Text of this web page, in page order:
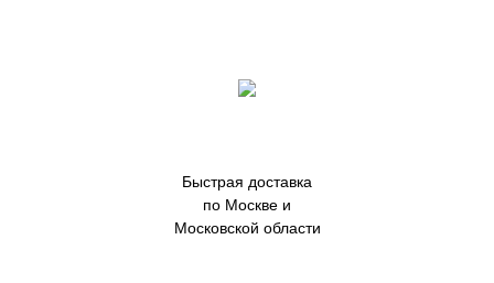
Быстрая доставка
по Москве и
Московской области